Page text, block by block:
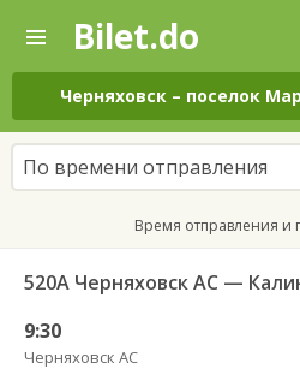
—
Поиск
и
покупка
билетов
на
автобус
онлайн
Bilet.do
Черняховск – поселок
По времени отправления
Время отправления и
520А Черняховск АС —
9:30
Черняховск АС